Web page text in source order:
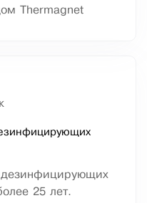
Thermagnet
25 лет.